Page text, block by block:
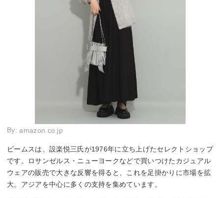
By:amazon.co.jp
ビームスは、設楽悦三氏が1976年に立ち上げたセレクトショップ
です。ロサンゼルス・ニューヨークなどで買いつけたカジュアル
ウェアの販売で大きな反響を得ると、これを足掛かりに市場を拡
大。アジアを中心に多くの支持を集めています。